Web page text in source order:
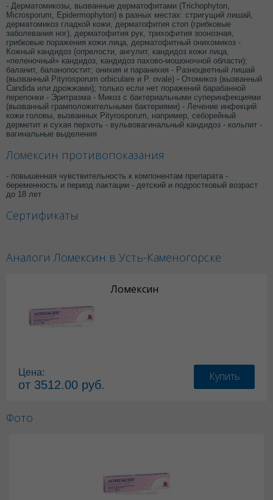
- Дерматомикозы, вызванные дерматофитами (Trichophyton,
Microsporum, Epidermophyton) в разных местах: стригущий лишай,
дерматомикоз гладкой кожи, дерматофития стоп (грибковые
заболевания ног), дерматофития рук, трихофития зоонозная,
грибковые поражения кожи лица, дерматофитный онихомикоз -
Кожный кандидоз (опрелости, ангулит, кандидоз кожи лица,
«пеленочный» кандидоз, кандидоз пахово-мошоночной области);
баланит, баланопостит; онихия и паранихия - Разноцветный лишай
(вызванный Pityrosporum orbiculare и P. ovale) - Отомикоз (вызванный
Candida или дрожжами); только если нет поражений барабанной
перепонки - Эритразма - Микоз с бактериальными суперинфекциями
(вызванный грамположительными бактериями) - Лечение инфекций
кожи головы, вызванных Pityrosporum, например, себорейный
дерметит и сухая перхоть - вульвовагинальный кандидоз - кольпит -
вагинальные выделения
Ломексин противопоказания
- повышенная чувствительность к компонентам препарата -
беременность и период лактации - детский и подростковый возраст
до 18 лет
Сертификаты
Аналоги Ломексин в Усть-Каменогорске
Ломексин
Цена:
от 3512.00 руб.
Купить
Фото